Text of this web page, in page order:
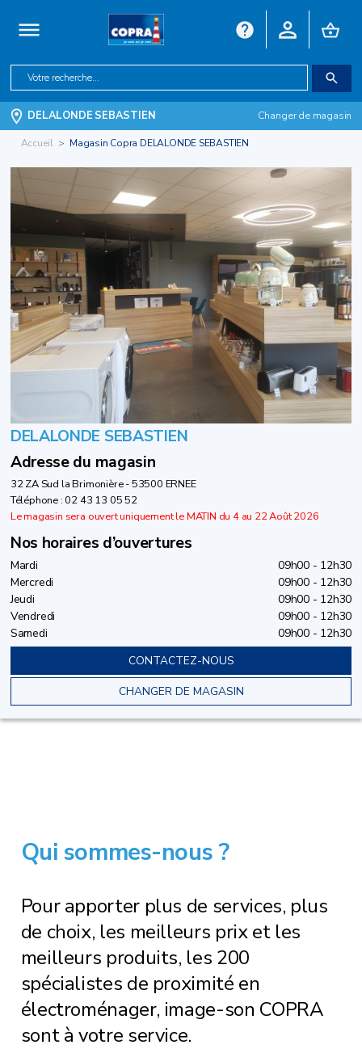
DELALONDE SEBASTIEN Changer de magasin
Accueil Magasin Copra DELALONDE SEBASTIEN
DELALONDE SEBASTIEN
Adresse du magasin
32 ZA Sud la Brimonière - 53500 ERNEE
Téléphone : 02 43 13 05 52
Le magasin sera ouvert uniquement le MATIN du 4 au 22 Août 2026
Nos horaires d’ouvertures
Mardi
09h00 - 12h30
Mercredi
09h00 - 12h30
Jeudi
09h00 - 12h30
Vendredi
09h00 - 12h30
Samedi
09h00 - 12h30
CONTACTEZ-NOUS
CHANGER DE MAGASIN
Qui sommes-nous ?
Pour apporter plus de services, plus
de choix, les meilleurs prix et les
meilleurs produits, les 200
spécialistes de proximité en
électroménager, image-son COPRA
sont à votre service.